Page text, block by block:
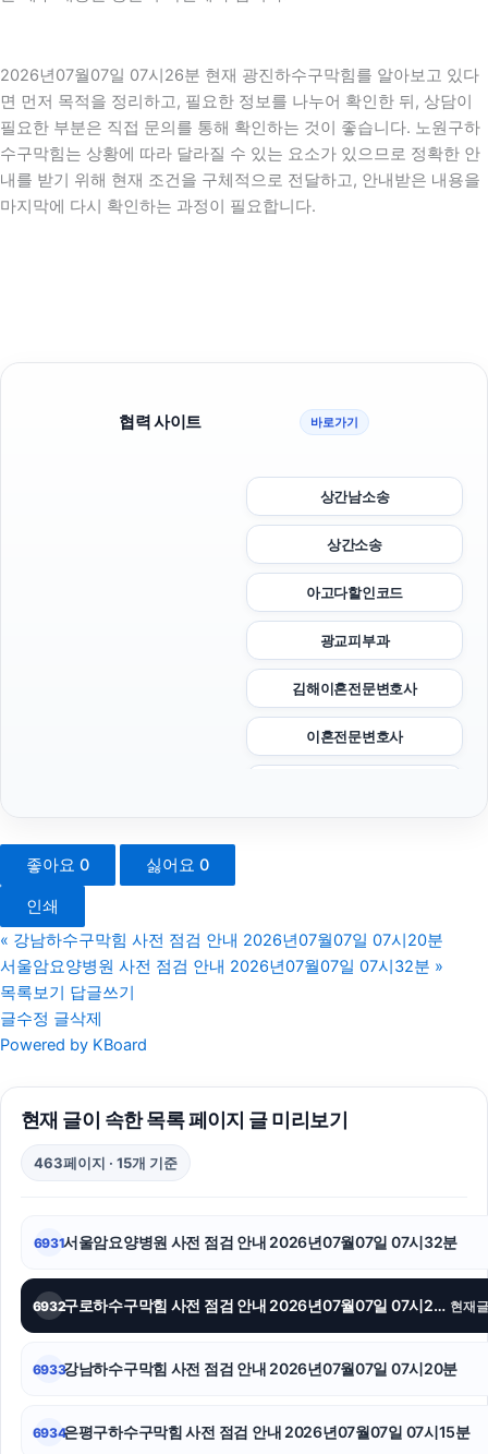
2026년07월07일 07시26분 현재 광진하수구막힘를 알아보고 있다
면 먼저 목적을 정리하고, 필요한 정보를 나누어 확인한 뒤, 상담이
필요한 부분은 직접 문의를 통해 확인하는 것이 좋습니다. 노원구하
수구막힘는 상황에 따라 달라질 수 있는 요소가 있으므로 정확한 안
내를 받기 위해 현재 조건을 구체적으로 전달하고, 안내받은 내용을
마지막에 다시 확인하는 과정이 필요합니다.
협력 사이트 바로가기
상간남소송
상간소송
아고다할인코드
광교피부과
김해이혼전문변호사
이혼전문변호사
의정부형사변호사
부천이혼전문변호사
개인회생중대출
남양주변호사
부산흥신소
좋아요 0 싫어요 0
인쇄
« 강남하수구막힘 사전 점검 안내 2026년07월07일 07시20분
서울암요양병원 사전 점검 안내 2026년07월07일 07시32분 »
목록보기
답글쓰기
글수정 글삭제
Powered by KBoard
현재 글이 속한 목록 페이지 글 미리보기
463페이지 · 15개 기준
6931서울암요양병원 사전 점검 안내 2026년07월07일 07시32분
6932 구로하수구막힘 사전 점검 안내 2026년07월07일 07시26분 현재글
6933강남하수구막힘 사전 점검 안내 2026년07월07일 07시20분
6934은평구하수구막힘 사전 점검 안내 2026년07월07일 07시15분